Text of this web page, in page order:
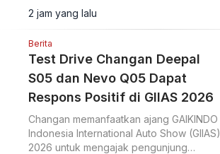
lebih lengkap. Simak harga Hyundai
Stargazer Cartenz X terbaru mulai Rp350
2 jam yang lalu
Berita
Test Drive Changan Deepal
S05 dan Nevo Q05 Dapat
Respons Positif di GIIAS 2026
Changan memanfaatkan ajang GAIKINDO
Indonesia International Auto Show (GIIAS)
2026 untuk mengajak pengunjung